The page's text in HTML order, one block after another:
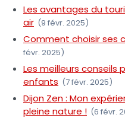
Les avantages du
air (9 févr. 2025)
Comment choisir ses
févr. 2025)
Les meilleurs conseils
enfants (7 févr. 2025)
Dijon Zen : Mon
pleine nature ! (6 févr.